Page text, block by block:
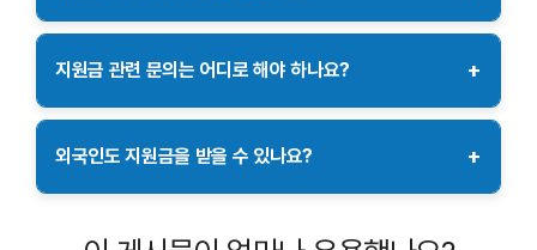
정읍사랑상품권으로 지급된 지원금의 유효 기간은 발행일로부터
1년입니다. 유효 기간이 지나면 사용이 불가능하니 기간 내에
지원금 관련 문의는 어디로 해야 하나요? +
지원금 관련 문의는 정읍시청 복지정책과(전화번호: 063-123-
4567)로 연락하거나, 정읍시청 홈페이지의 고객센터를 이용할 수
외국인도 지원금을 받을 수 있나요? +